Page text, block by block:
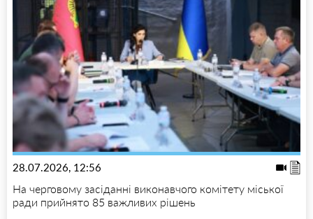
28.07.2026, 12:56
На черговому засіданні виконавчого комітету міської
ради прийнято 85 важливих рішень